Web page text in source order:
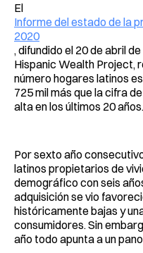
El
Informe del estado de la
2020
, difundido el 20 de abril
Hispanic Wealth Project,
número hogares latinos
725 mil más que la cifra
alta en los últimos 20 años.
Por sexto año
latinos propietarios de
demográfico con seis
adquisición se vio
históricamente bajas y
consumidores. Sin
año todo apunta a un